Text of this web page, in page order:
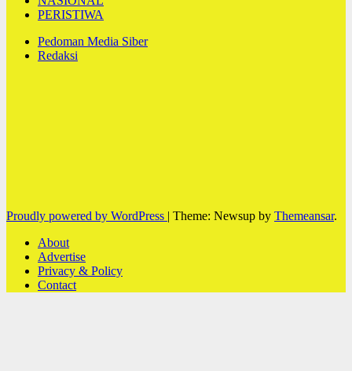
PERISTIWA
Pedoman Media Siber
Redaksi
Proudly powered by WordPress | Theme: Newsup by Themeansar.
About
Advertise
Privacy & Policy
Contact